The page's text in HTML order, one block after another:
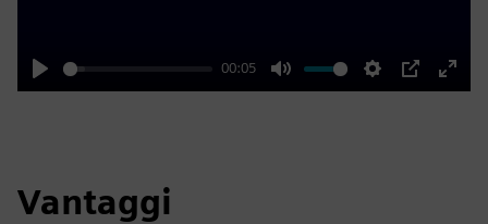
Play
00:05
Mute Settings
PIP
Enter
Vantaggi